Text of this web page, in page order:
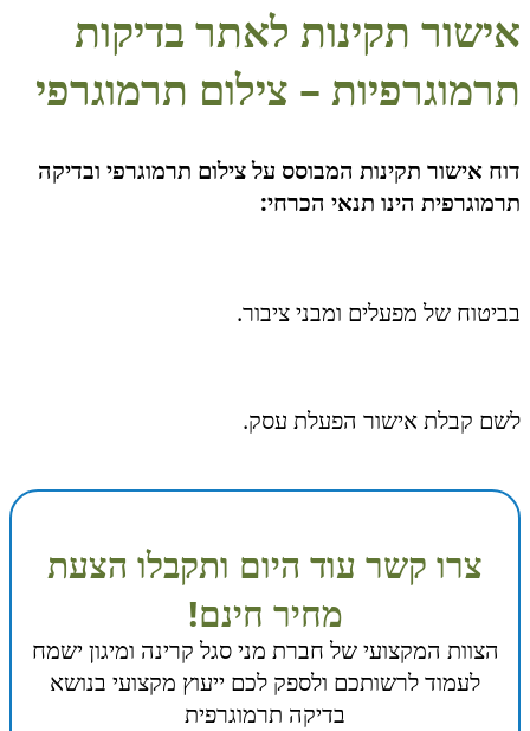
אישור תקינות לאתר בדיקות
תרמוגרפיות – צילום תרמוגרפי
דוח אישור תקינות המבוסס על צילום תרמוגרפי ובדיקה
תרמוגרפית הינו תנאי הכרחי:
בביטוח של מפעלים ומבני ציבור.
לשם קבלת אישור הפעלת עסק.
צרו קשר עוד היום ותקבלו הצעת
מחיר חינם!
הצוות המקצועי של חברת מני סגל קרינה ומיגון ישמח
לעמוד לרשותכם ולספק לכם ייעוץ מקצועי בנושא
בדיקה תרמוגרפית